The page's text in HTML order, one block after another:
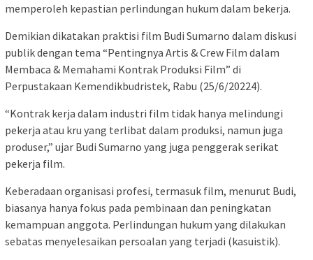
memperoleh kepastian perlindungan hukum dalam bekerja.
Demikian dikatakan praktisi film Budi Sumarno dalam diskusi
publik dengan tema “Pentingnya Artis & Crew Film dalam
Membaca & Memahami Kontrak Produksi Film” di
Perpustakaan Kemendikbudristek, Rabu (25/6/20224).
“Kontrak kerja dalam industri film tidak hanya melindungi
pekerja atau kru yang terlibat dalam produksi, namun juga
produser,” ujar Budi Sumarno yang juga penggerak serikat
pekerja film.
Keberadaan organisasi profesi, termasuk film, menurut Budi,
biasanya hanya fokus pada pembinaan dan peningkatan
kemampuan anggota. Perlindungan hukum yang dilakukan
sebatas menyelesaikan persoalan yang terjadi (kasuistik).